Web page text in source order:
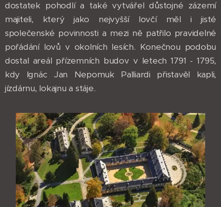
dostatek pohodlí a také vytvářel důstojné zázemí
majiteli, který jako nejvyšší lovčí měl i jisté
společenské povinnosti a mezi ně patřilo pravidelné
pořádání lovů v okolních lesích. Konečnou podobu
dostal areál přízemních budov v letech 1791 - 1795,
kdy Ignác Jan Nepomuk Palliardi přistavěl kapli,
jízdárnu, lokajnu a stáje.